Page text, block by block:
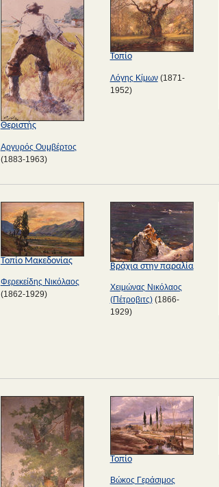
Θεριστής
Αργυρός Ουμβέρτος
(1883-1963)
Τοπίο
Λόγης Κίμων(1871-
1952)
Τοπίο Μακεδονίας
Φερεκείδης Νικόλαος
(1862-1929)
Βράχια στην παραλία
Χειμώνας Νικόλαος
(Πέτροβιτς)(1866-
1929)
Τοπίο
Βώκος Γεράσιμος